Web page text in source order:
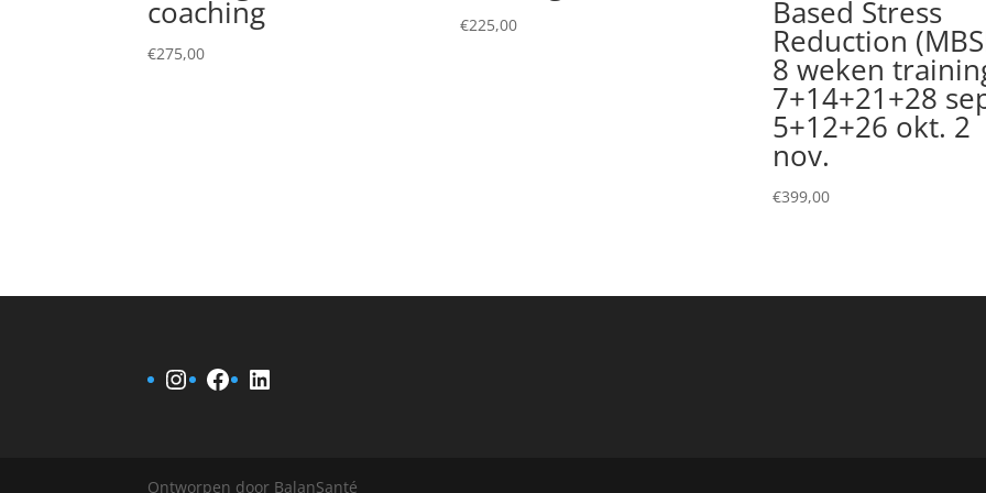
coaching
€275,00
€225,00 Based Stress
Reduction
8 weken
7+14+21+28
5+12+26 okt. 2
nov.
€399,00
Instagram
Facebook
LinkedIn
Ontworpen door BalanSanté